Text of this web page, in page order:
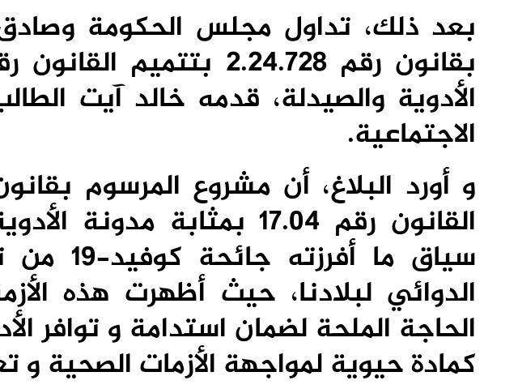
بعد ذلك، تداول مجلس الحكومة
الأدوية والصيدلة، قدمه خالد آيت
الاجتماعية.
القانون رقم 17.04 بمثابة
سياق ما
الدوائي لبلادنا، حيث أظهرت هذه
الحاجة الملحة لضمان استدامة و توافر
كمادة حيوية لمواجهة الأزمات الصحية و